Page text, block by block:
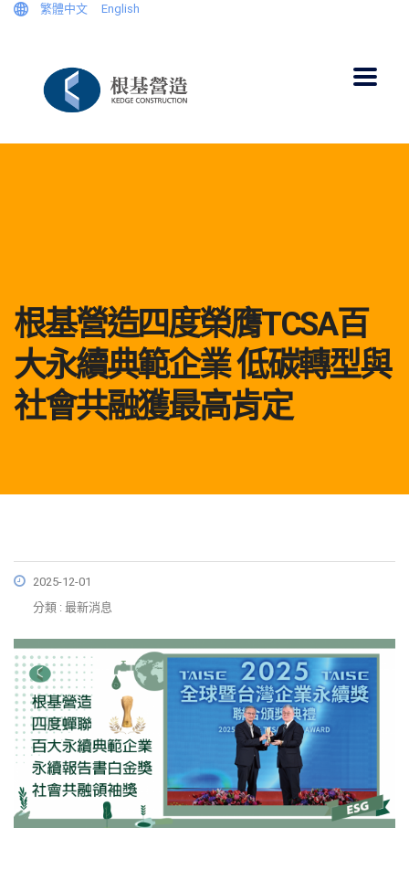
繁體中文 English
根基營造四度榮膺TCSA百
大永續典範企業 低碳轉型與
社會共融獲最高肯定
2025-12-01
分類 : 最新消息